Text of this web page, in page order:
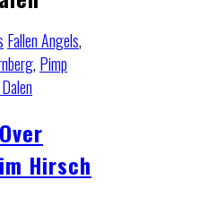
Fallen Angels,
, Pimp
Hirsch